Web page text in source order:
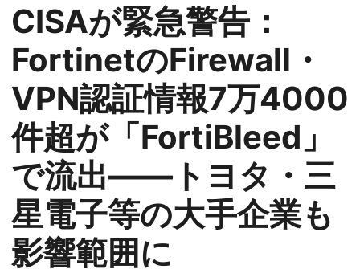
CISAが緊急警告：
FortinetのFirewall・
VPN認証情報7万4000
件超が「FortiBleed」
で流出——トヨタ・三
星電子等の大手企業も
影響範囲に